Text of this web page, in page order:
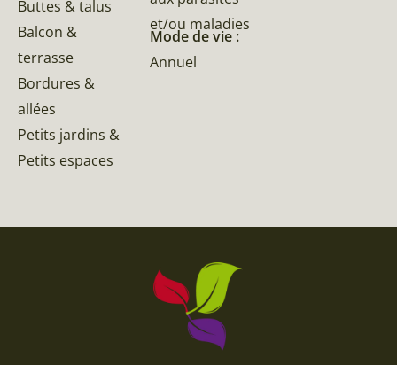
Buttes & talus
Balcon &
terrasse
Bordures &
allées
Petits jardins &
Petits espaces
et/ou maladies
Mode de vie :
Annuel